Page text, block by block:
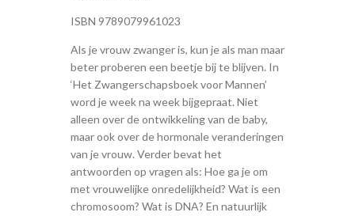
ISBN 9789079961023
Als je vrouw zwanger is, kun je als man maar
beter proberen een beetje bij te blijven. In
‘Het Zwangerschapsboek voor Mannen’
word je week na week bijgepraat. Niet
alleen over de ontwikkeling van de baby,
maar ook over de hormonale veranderingen
van je vrouw. Verder bevat het
antwoorden op vragen als: Hoe ga je om
met vrouwelijke onredelijkheid? Wat is een
chromosoom? Wat is DNA? En natuurlijk